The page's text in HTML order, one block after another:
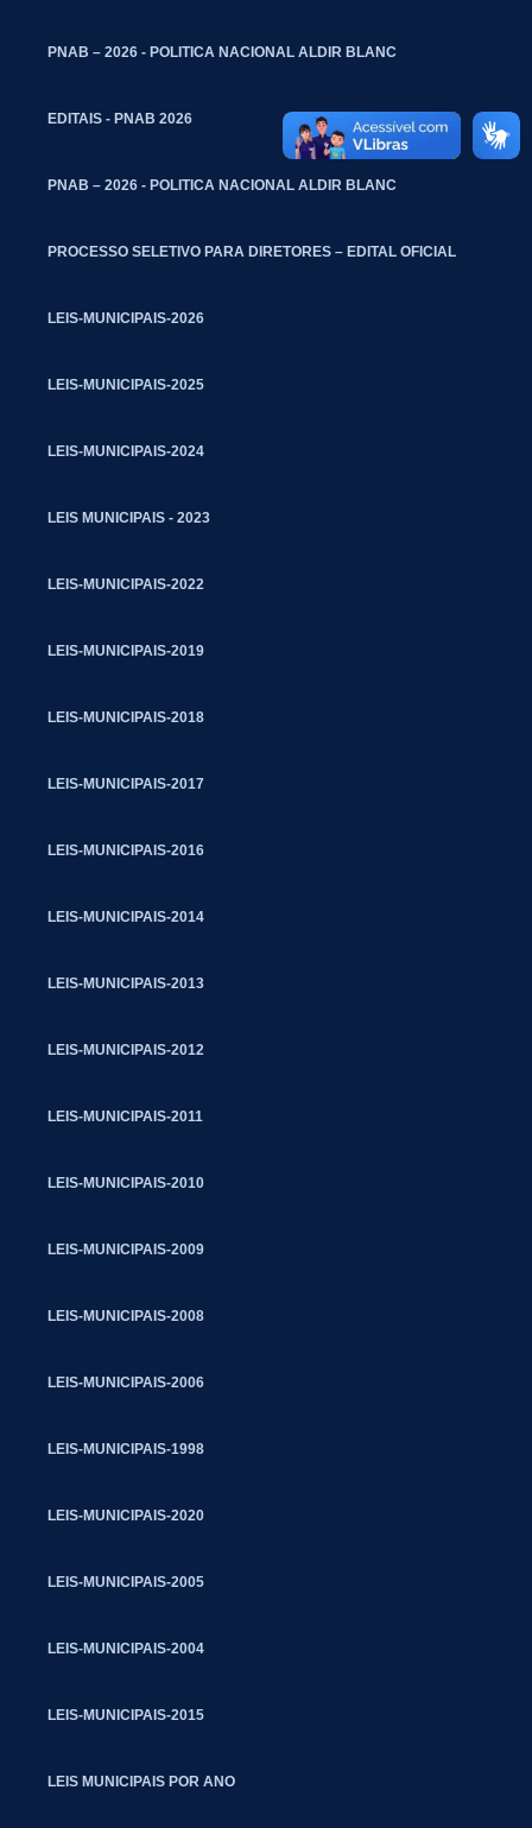
PNAB – 2026 - POLITICA NACIONAL ALDIR BLANC
EDITAIS - PNAB 2026
PNAB – 2026 - POLITICA NACIONAL ALDIR BLANC
PROCESSO SELETIVO PARA DIRETORES – EDITAL OFICIAL
LEIS-MUNICIPAIS-2026
LEIS-MUNICIPAIS-2025
LEIS-MUNICIPAIS-2024
LEIS MUNICIPAIS - 2023
LEIS-MUNICIPAIS-2022
LEIS-MUNICIPAIS-2019
LEIS-MUNICIPAIS-2018
LEIS-MUNICIPAIS-2017
LEIS-MUNICIPAIS-2016
LEIS-MUNICIPAIS-2014
LEIS-MUNICIPAIS-2013
LEIS-MUNICIPAIS-2012
LEIS-MUNICIPAIS-2011
LEIS-MUNICIPAIS-2010
LEIS-MUNICIPAIS-2009
LEIS-MUNICIPAIS-2008
LEIS-MUNICIPAIS-2006
LEIS-MUNICIPAIS-1998
LEIS-MUNICIPAIS-2020
LEIS-MUNICIPAIS-2005
LEIS-MUNICIPAIS-2004
LEIS-MUNICIPAIS-2015
LEIS MUNICIPAIS POR ANO